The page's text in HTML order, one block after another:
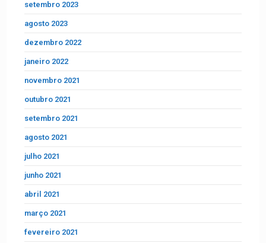
setembro 2023
agosto 2023
dezembro 2022
janeiro 2022
novembro 2021
outubro 2021
setembro 2021
agosto 2021
julho 2021
junho 2021
abril 2021
março 2021
fevereiro 2021